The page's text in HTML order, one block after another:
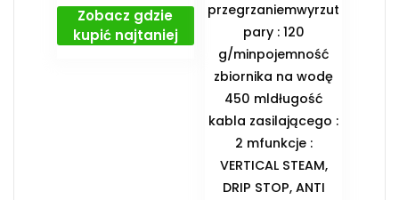
Zobacz gdzie
kupić najtaniej
przegrzaniemwyrzut
pary : 120
g/minpojemność
zbiornika na wodę
450 mldługość
kabla zasilającego :
2 mfunkcje :
VERTICAL STEAM,
DRIP STOP, ANTI